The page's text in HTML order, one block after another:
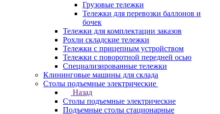
Грузовые тележки
Тележки для перевозки баллонов и
бочек
Тележки для комплектации заказов
Рохли складские тележки
Тележки с прицепным устройством
Тележки с поворотной передней осью
Специализированные тележки
Клининговые машины для склада
Столы подъемные электрические
Назад
Столы подъемные электрические
Подъемные столы стационарные